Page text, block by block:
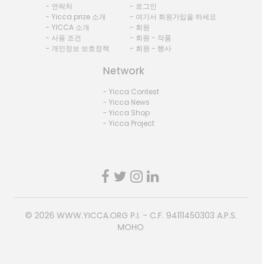
- 연락처
- Yicca prize 소개
- YICCA 소개
- 사용 조건
- 개인정보 보호정책
- 로그인
- 여기서 회원가입을 하세요
- 회원
- 회원 - 작품
- 회원 - 행사
Network
- Yicca Contest
- Yicca News
- Yicca Shop
- Yicca Project
© 2026 WWW.YICCA.ORG P.I. - C.F. 94111450303 A.P.S.
MOHO